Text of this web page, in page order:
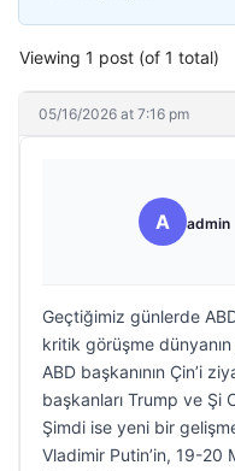
Viewing 1 post (of 1 total)
05/16/2026 at 7:16 pm
A admin
Geçtiğimiz günlerde
kritik görüşme
ABD başkanının Çin’i
başkanları Trump ve Şi
Şimdi ise yeni bir
Vladimir Putin’in, 19-20